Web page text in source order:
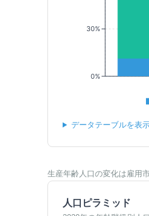
0%
30%
データテーブルを表
生産年齢人口の変化は雇用
人口ピラミッド